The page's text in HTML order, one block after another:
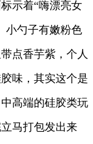
示着“嗨漂亮女
小勺子有嫩粉色
点香芋紫，个人
味，其实这个是
高端的硅胶类玩
马打包发出来